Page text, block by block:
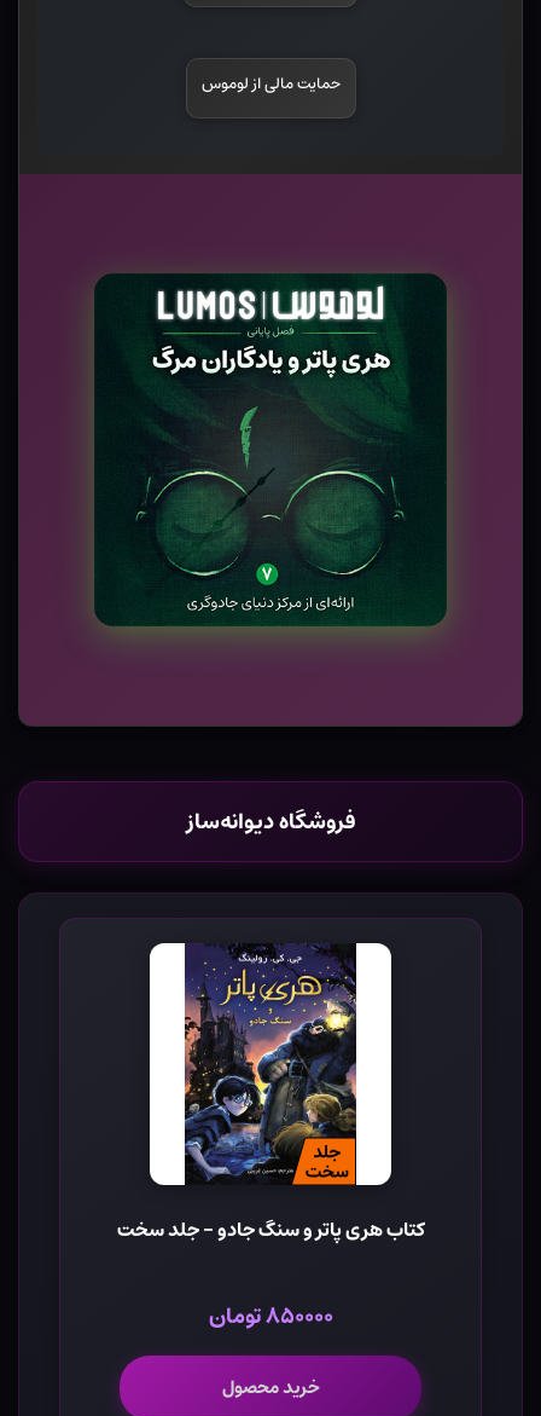
حمایت مالی از لوموس
فروشگاه دیوانه‌ساز
کتاب هری پاتر و سنگ جادو - جلد سخت
۸۵۰۰۰۰ تومان
خرید محصول